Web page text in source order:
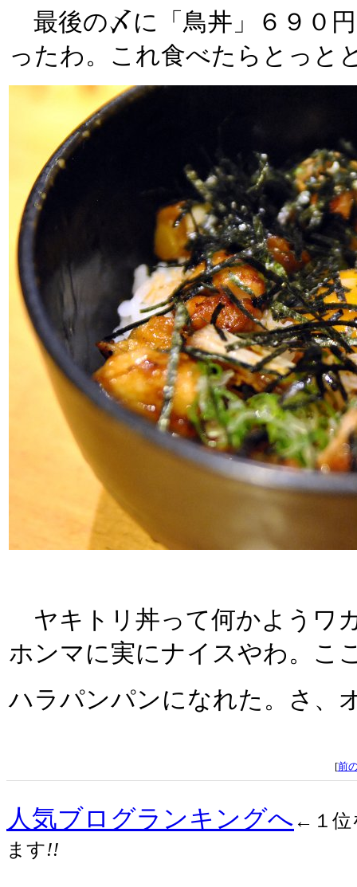
最後の〆に「鳥丼」６９０
ったわ。これ食べたらとっと
ヤキトリ丼って何かようワ
ホンマに実にナイスやわ。こ
ハラパンパンになれた。さ、
[前
人気ブログランキングへ ←１位
ます!!